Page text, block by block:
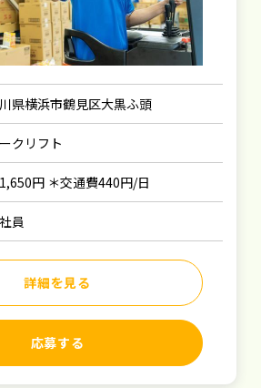
県横浜市鶴見区大黒ふ頭
クリフト
円 ＊交通費440円/日
員
詳細を見る
応募する